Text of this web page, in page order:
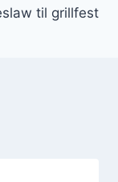
til grillfest